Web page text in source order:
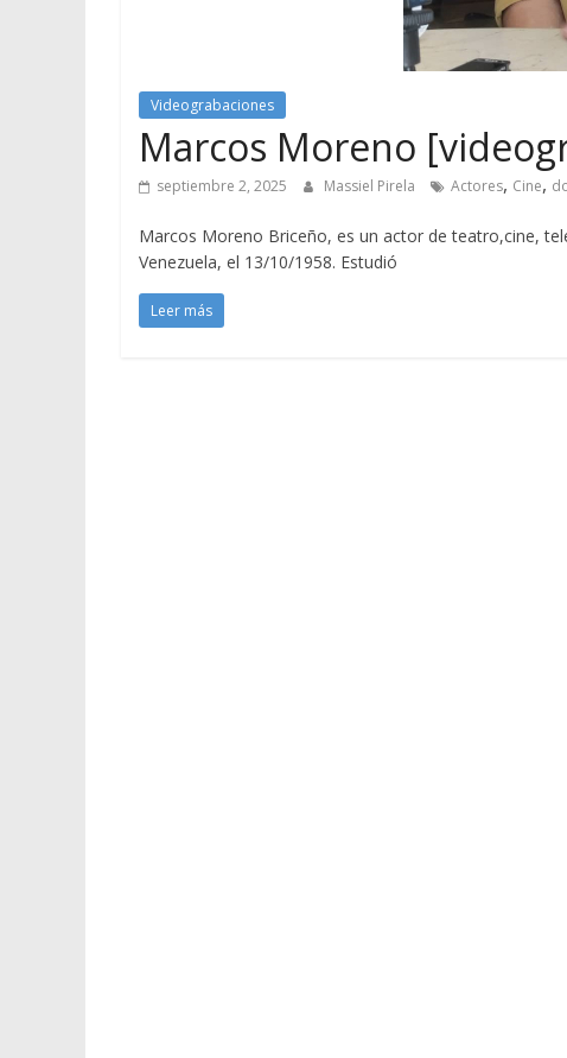
Videograbaciones
Marcos Moreno
septiembre 2, 2025 Massiel Pirela Actores, Cine,
Marcos Moreno Briceño, es un actor de teatro,cine,
Venezuela, el 13/10/1958. Estudió
Leer más